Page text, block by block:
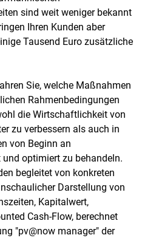
sind weit weniger bekannt
Ihren Kunden aber
Tausend Euro zusätzliche
Sie, welche Maßnahmen
Rahmenbedingungen
die Wirtschaftlichkeit von
zu verbessern als auch in
von Beginn an
optimiert zu behandeln.
begleitet von konkreten
Darstellung von
Kapitalwert,
Cash-Flow, berechnet
"pv@now manager" der